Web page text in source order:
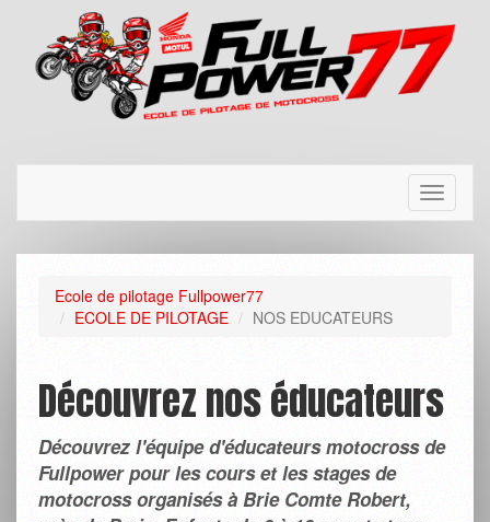
Toggle
Ecole de pilotage Fullpower77
ECOLE DE PILOTAGE
NOS EDUCATEURS
Découvrez nos éducateurs
Découvrez l'équipe d'éducateurs motocross de
Fullpower pour les cours et les stages de
motocross organisés à Brie Comte Robert,